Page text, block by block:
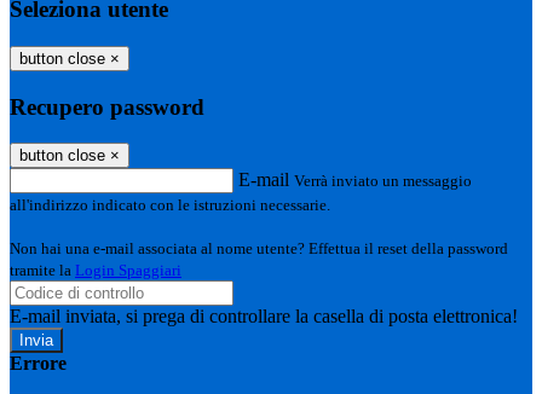
Seleziona utente
button close ×
Recupero password
button close ×
E-mail Verrà inviato un messaggio
all'indirizzo indicato con le istruzioni necessarie.
Non hai una e-mail associata al nome utente? Effettua il reset della password
tramite la Login Spaggiari
E-mail inviata, si prega di controllare la casella di posta elettronica!
Errore